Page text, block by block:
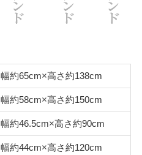
幅約65cm×高さ約138cm
幅約58cm×高さ約150cm
幅約46.5cm×高さ約90cm
幅約44cm×高さ約120cm